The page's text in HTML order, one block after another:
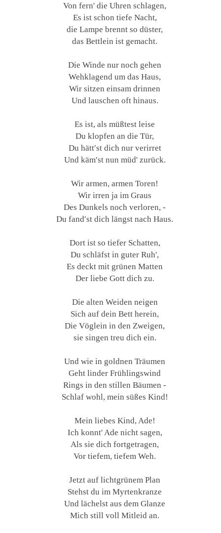
Von fern' die Uhren schlagen,
Es ist schon tiefe Nacht,
die Lampe brennt so düster,
das Bettlein ist gemacht.
Die Winde nur noch gehen
Wehklagend um das Haus,
Wir sitzen einsam drinnen
Und lauschen oft hinaus.
Es ist, als müßtest leise
Du klopfen an die Tür,
Du hätt′st dich nur verirret
Und käm′st nun müd' zurück.
Wir armen, armen Toren!
Wir irren ja im Graus
Des Dunkels noch verloren, -
Du fand′st dich längst nach Haus.
Dort ist so tiefer Schatten,
Du schläfst in guter Ruh',
Es deckt mit grünen Matten
Der liebe Gott dich zu.
Die alten Weiden neigen
Sich auf dein Bett herein,
Die Vöglein in den Zweigen,
sie singen treu dich ein.
Und wie in goldnen Träumen
Geht linder Frühlingswind
Rings in den stillen Bäumen -
Schlaf wohl, mein süßes Kind!
Mein liebes Kind, Ade!
Ich konnt' Ade nicht sagen,
Als sie dich fortgetragen,
Vor tiefem, tiefem Weh.
Jetzt auf lichtgrünem Plan
Stehst du im Myrtenkranze
Und lächelst aus dem Glanze
Mich still voll Mitleid an.